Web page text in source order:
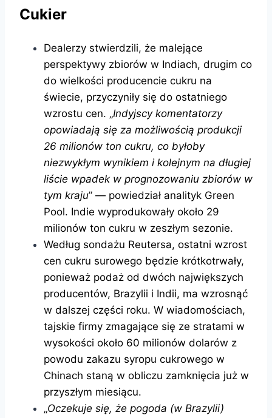
Cukier
Dealerzy stwierdzili, że malejące
perspektywy zbiorów w Indiach, drugim co
do wielkości producencie cukru na
świecie, przyczyniły się do ostatniego
wzrostu cen. „Indyjscy komentatorzy
opowiadają się za możliwością produkcji
26 milionów ton cukru, co byłoby
niezwykłym wynikiem i kolejnym na długiej
liście wpadek w prognozowaniu zbiorów w
tym kraju” — powiedział analityk Green
Pool. Indie wyprodukowały około 29
milionów ton cukru w zeszłym sezonie.
Według sondażu Reutersa, ostatni wzrost
cen cukru surowego będzie krótkotrwały,
ponieważ podaż od dwóch największych
producentów, Brazylii i Indii, ma wzrosnąć
w dalszej części roku. W wiadomościach,
tajskie firmy zmagające się ze stratami w
wysokości około 60 milionów dolarów z
powodu zakazu syropu cukrowego w
Chinach staną w obliczu zamknięcia już w
przyszłym miesiącu.
„Oczekuje się, że pogoda (w Brazylii)